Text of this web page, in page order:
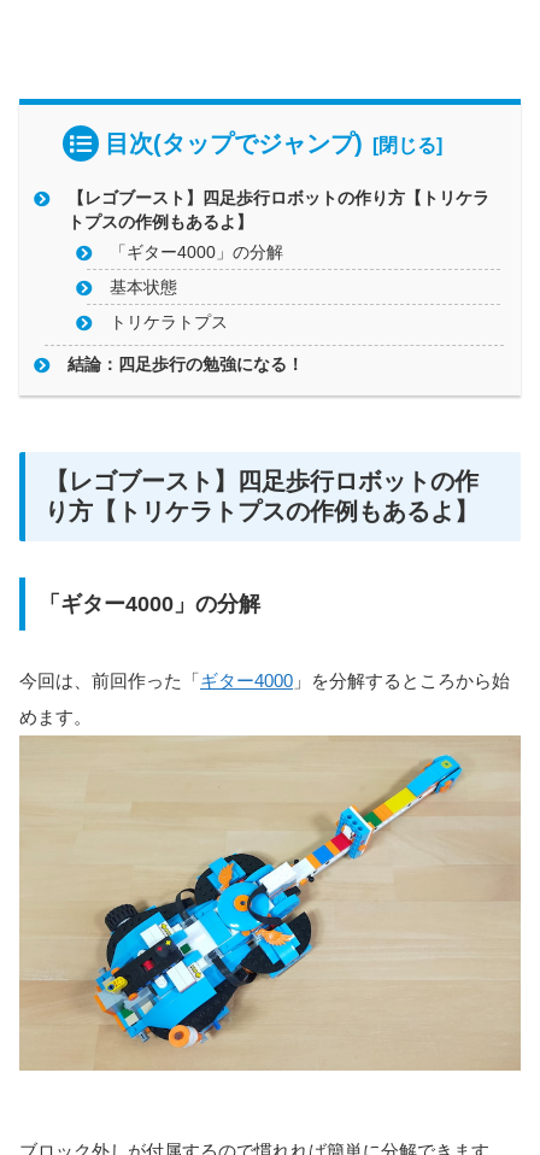
目次(タップでジャンプ)
【レゴブースト】四足歩行ロボットの作り方【トリケラ
トプスの作例もあるよ】
「ギター4000」の分解
基本状態
トリケラトプス
結論：四足歩行の勉強になる！
【レゴブースト】四足歩行ロボットの作
り方【トリケラトプスの作例もあるよ】
「ギター4000」の分解
今回は、前回作った「ギター4000 」を分解するところから始
めます。
ブロック外しが付属するので慣れれば簡単に分解できます。